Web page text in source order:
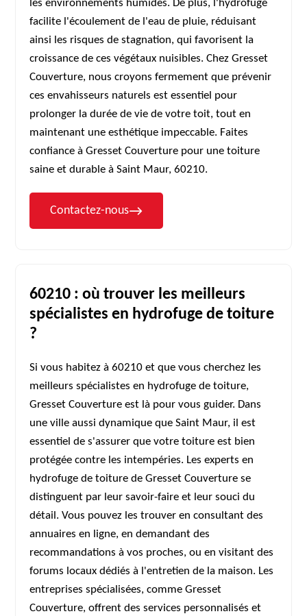
les environnements humides. De plus, l'hydrofuge
facilite l'écoulement de l'eau de pluie, réduisant
ainsi les risques de stagnation, qui favorisent la
croissance de ces végétaux nuisibles. Chez Gresset
Couverture, nous croyons fermement que prévenir
ces envahisseurs naturels est essentiel pour
prolonger la durée de vie de votre toit, tout en
maintenant une esthétique impeccable. Faites
confiance à Gresset Couverture pour une toiture
saine et durable à Saint Maur, 60210.
Contactez-nous
60210 : où trouver les meilleurs
spécialistes en hydrofuge de toiture
?
Si vous habitez à 60210 et que vous cherchez les
meilleurs spécialistes en hydrofuge de toiture,
Gresset Couverture est là pour vous guider. Dans
une ville aussi dynamique que Saint Maur, il est
essentiel de s'assurer que votre toiture est bien
protégée contre les intempéries. Les experts en
hydrofuge de toiture de Gresset Couverture se
distinguent par leur savoir-faire et leur souci du
détail. Vous pouvez les trouver en consultant des
annuaires en ligne, en demandant des
recommandations à vos proches, ou en visitant des
forums locaux dédiés à l'entretien de la maison. Les
entreprises spécialisées, comme Gresset
Couverture, offrent des services personnalisés et